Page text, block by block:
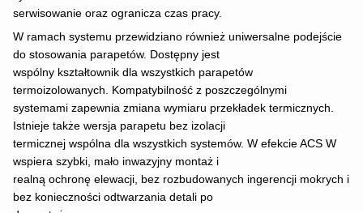
serwisowanie oraz ogranicza czas pracy.
W ramach systemu przewidziano również uniwersalne podejście
do stosowania parapetów. Dostępny jest
wspólny kształtownik dla wszystkich parapetów
termoizolowanych. Kompatybilność z poszczególnymi
systemami zapewnia zmiana wymiaru przekładek termicznych.
Istnieje także wersja parapetu bez izolacji
termicznej wspólna dla wszystkich systemów. W efekcie ACS W
wspiera szybki, mało inwazyjny montaż i
realną ochronę elewacji, bez rozbudowanych ingerencji mokrych i
bez konieczności odtwarzania detali po